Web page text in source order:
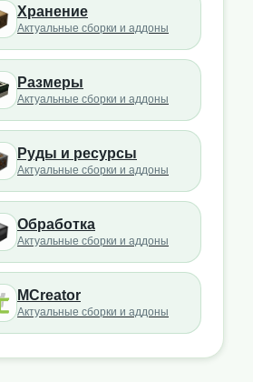
Хранение
Актуальные сборки и аддоны
Размеры
Актуальные сборки и аддоны
Руды и ресурсы
Актуальные сборки и аддоны
Обработка
Актуальные сборки и аддоны
MCreator
Актуальные сборки и аддоны